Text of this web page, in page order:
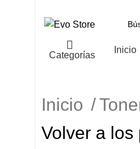
Categorías
Inicio
Inicio
Volver a los